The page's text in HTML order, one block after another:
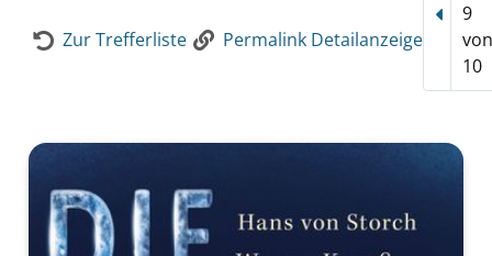
Zur Trefferliste Permalink Detailanzeige
9
10